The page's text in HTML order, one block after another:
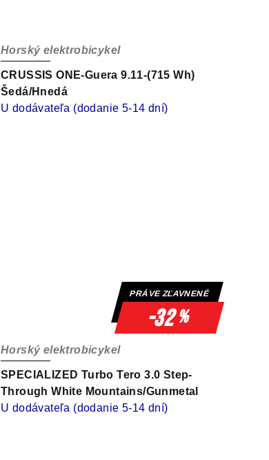
CRUSSIS ONE-Guera 9.11-(715 Wh)
Šedá/Hnedá
Horský elektrobicykel
U dodávateľa (dodanie 5-14 dní)
PRÁVE ZĽAVNENÉ
-32%
SPECIALIZED Turbo Tero 3.0 Step-
Through White Mountains/Gunmetal
Horský elektrobicykel
U dodávateľa (dodanie 5-14 dní)